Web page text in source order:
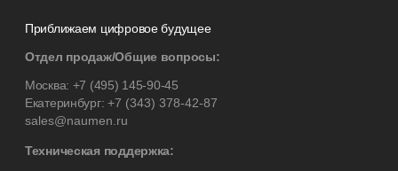
Приближаем цифровое будущее
Отдел продаж/Общие вопросы:
Москва: +7 (495) 145-90-45
Екатеринбург:+7 (343) 378-42-87
sales@naumen.ru
Техническая поддержка: